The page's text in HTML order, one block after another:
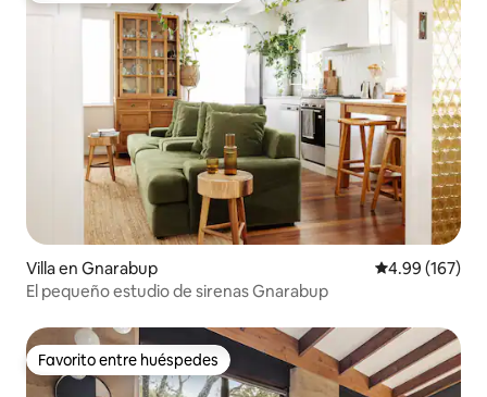
Villa en Gnarabup Calificación
4.99 (167)
El pequeño estudio de sirenas Gnarabup
Favorito entre huéspedes
Favorito entre huéspedes